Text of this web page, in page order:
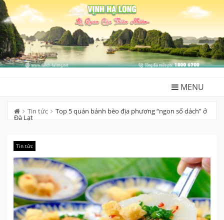
Skip
to
content
MENU
Tin tức Top 5 quán bánh bèo địa phương “ngon số dách” ở
Đà Lạt
Tin tức